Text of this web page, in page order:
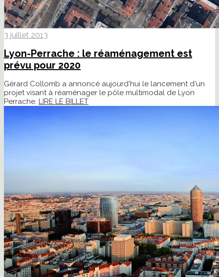
3 juillet 2013
Lyon-Perrache : le réaménagement est
prévu pour 2020
Gérard Collomb a annoncé aujourd'hui le lancement d'un
projet visant à réaménager le pôle multimodal de Lyon
Perrache. LIRE LE BILLET